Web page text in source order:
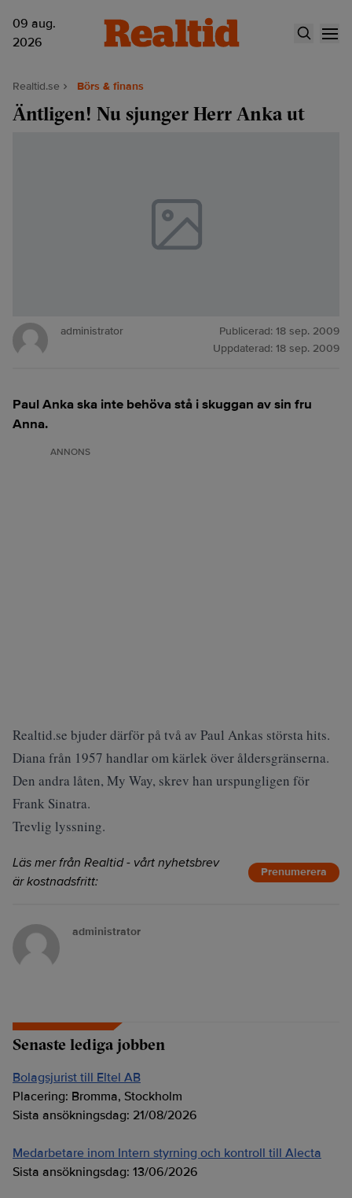
09 aug.
2026
Realtid.se Börs & finans
Äntligen! Nu sjunger Herr Anka ut
administrator Publicerad: 18 sep. 2009
Uppdaterad: 18 sep. 2009
Paul Anka ska inte behöva stå i skuggan av sin fru
Anna.
ANNONS
Realtid.se bjuder därför på två av Paul Ankas största hits.
Diana från 1957 handlar om kärlek över åldersgränserna.
Den andra låten, My Way, skrev han urspungligen för
Frank Sinatra.
Trevlig lyssning.
Läs mer från Realtid - vårt nyhetsbrev
är kostnadsfritt:
Prenumerera
administrator
Senaste lediga jobben
Bolagsjurist till Eltel AB
Placering: Bromma, Stockholm
Sista ansökningsdag: 21/08/2026
Medarbetare inom Intern styrning och kontroll till Alecta
Sista ansökningsdag: 13/06/2026